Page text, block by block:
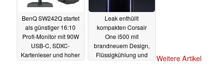
BenQ SW242Q startet
als günstiger 16:10
Profi-Monitor mit 90W
USB-C, SDXC-
Kartenleser und hoher
Leak enthüllt
kompakten Corsair
One i500 mit
brandneuem Design,
Flüssigkühlung und
Weitere Artikel